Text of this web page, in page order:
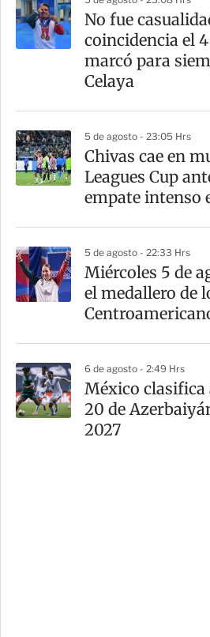
No fue
coincidencia el
marcó para
Celaya
5 de agosto - 23:05 Hrs
Chivas cae en
Leagues Cup
empate intenso
5 de agosto - 22:33 Hrs
Miércoles 5 de
el medallero de
6 de agosto - 2:49 Hrs
México
20 de
2027